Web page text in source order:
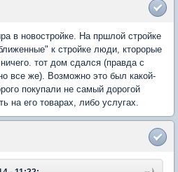
в новостройке. На пршлой стройке
к стройке люди, кторорые
тот дом сдался (правда с
все же). Возможно это был какой-
покупали не самый дорогой
на его товарах, либо услугах.